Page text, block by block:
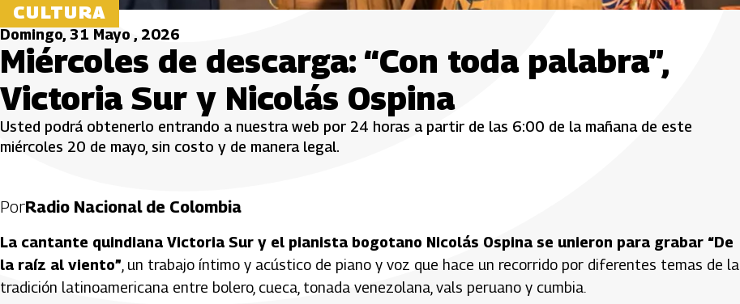
CULTURA
Domingo, 31 Mayo , 2026
Miércoles de descarga: “Con toda palabra”,
Victoria Sur y Nicolás Ospina
Usted podrá obtenerlo entrando a nuestra web por 24 horas a partir de las 6:00 de la mañana de este
miércoles 20 de mayo, sin costo y de manera legal.
PorRadio Nacional de Colombia
La cantante quindiana Victoria Sur y el pianista bogotano Nicolás Ospina se unieron para grabar “De
la raíz al viento” , un trabajo íntimo y acústico de piano y voz que hace un recorrido por diferentes temas de la
tradición latinoamericana entre bolero, cueca, tonada venezolana, vals peruano y cumbia.